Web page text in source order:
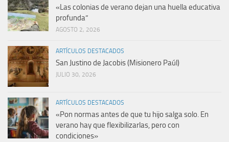
«Las colonias de verano dejan una huella educativa
profunda”
AGOSTO 2, 2026
ARTÍCULOS DESTACADOS
San Justino de Jacobis (Misionero Paúl)
JULIO 30, 2026
ARTÍCULOS DESTACADOS
«Pon normas antes de que tu hijo salga solo. En
verano hay que flexibilizarlas, pero con
condiciones»